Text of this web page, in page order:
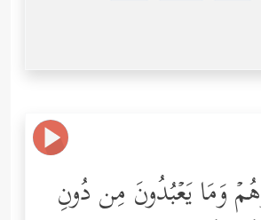
وَمَا یَعۡبُدُونَ مِن دُونِ